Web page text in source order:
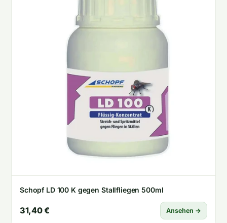
Schopf LD 100 K gegen Stallfliegen 500ml
31,40 € Ansehen →